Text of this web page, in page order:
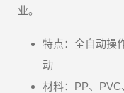
业。
特点：全自动操
动
材料：PP、